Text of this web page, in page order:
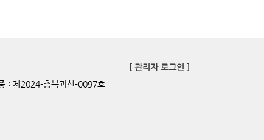
: 제2024-충북괴산-0097호
[ 관리자 로그인 ]